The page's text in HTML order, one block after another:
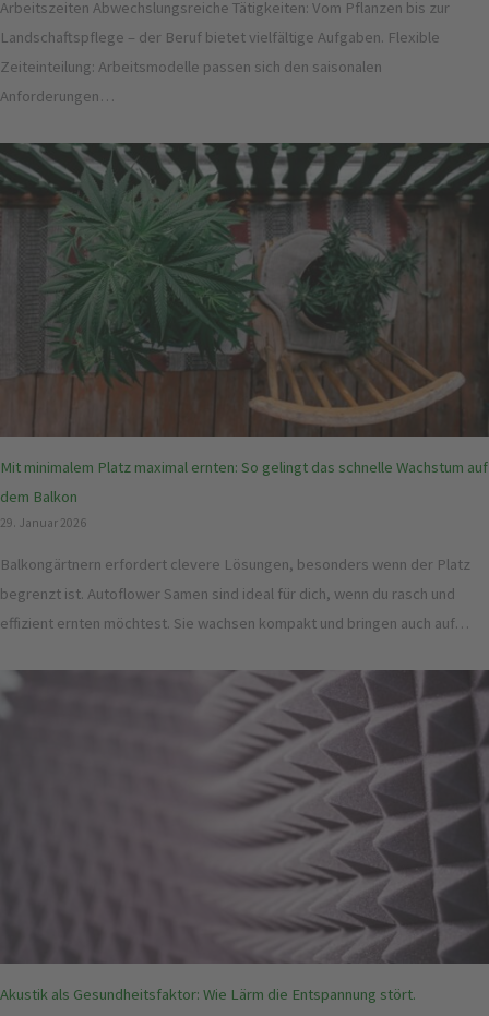
Arbeitszeiten Abwechslungsreiche Tätigkeiten: Vom Pflanzen bis zur
Landschaftspflege – der Beruf bietet vielfältige Aufgaben. Flexible
Zeiteinteilung: Arbeitsmodelle passen sich den saisonalen
Anforderungen…
Mit minimalem Platz maximal ernten: So gelingt das schnelle Wachstum auf
dem Balkon
29. Januar 2026
Balkongärtnern erfordert clevere Lösungen, besonders wenn der Platz
begrenzt ist. Autoflower Samen sind ideal für dich, wenn du rasch und
effizient ernten möchtest. Sie wachsen kompakt und bringen auch auf…
Akustik als Gesundheitsfaktor: Wie Lärm die Entspannung stört.